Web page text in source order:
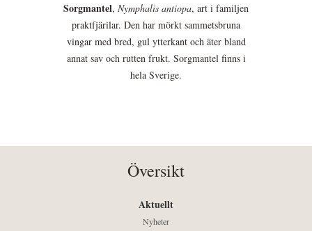
Sorgmantel, Nymphalis antiopa, art i familjen
praktfjärilar. Den har mörkt sammetsbruna
vingar med bred, gul ytterkant och äter bland
annat sav och rutten frukt. Sorgmantel finns i
hela Sverige.
Översikt
Aktuellt
Nyheter